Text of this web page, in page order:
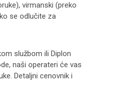
virmanski (preko
se odlučite za
službom ili Diplon
naši operateri će vas
Detaljni cenovnik i